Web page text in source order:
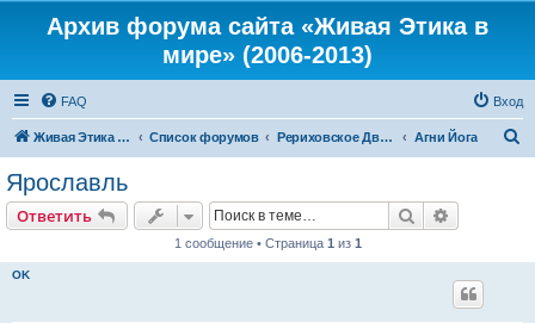
Архив форума сайта «Живая Этика в
мире» (2006-2013)
FAQ Вход
Живая Этика в мире Список форумов Рериховское Движение Агни Йога
Ярославль
Ответить Поиск
1 сообщение • Страница 1 из 1
OK